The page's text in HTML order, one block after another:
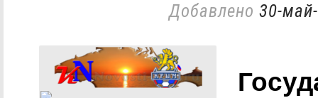
Добавлено 30-